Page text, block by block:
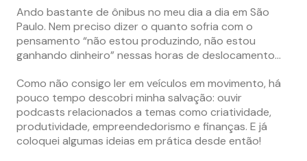
Ando bastante de ônibus no meu dia a dia em São
Paulo. Nem preciso dizer o quanto sofria com o
pensamento “não estou produzindo, não estou
ganhando dinheiro” nessas horas de deslocamento…
Como não consigo ler em veículos em movimento, há
pouco tempo descobri minha salvação: ouvir
podcasts relacionados a temas como criatividade,
produtividade, empreendedorismo e finanças. E já
coloquei algumas ideias em prática desde então!